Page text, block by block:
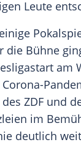
Leute
die Bühne
am
ZDF und
im
deutlich